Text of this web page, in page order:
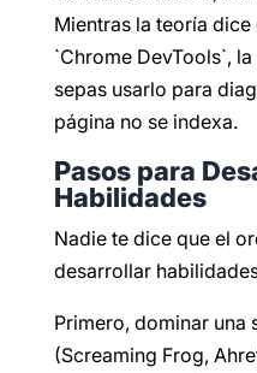
Mientras la teoría
`Chrome DevTools`,
sepas usarlo para
página no se indexa.
Pasos para
Habilidades
Nadie te dice que el
desarrollar
Primero, dominar una
(Screaming Frog,